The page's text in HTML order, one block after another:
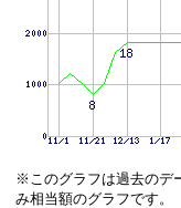
※このグラフは過去のデ
み相当額のグラフです。